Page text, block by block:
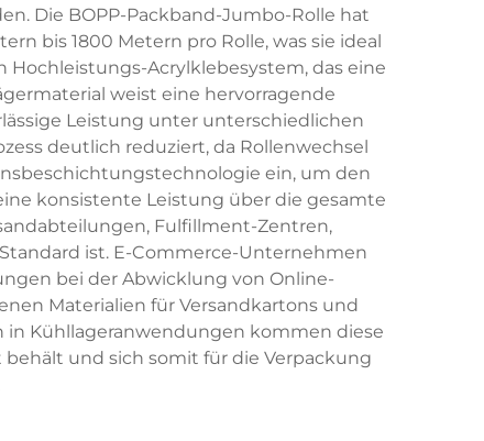
Die BOPP-Packband-Jumbo-Rolle hat
bis 1800 Metern pro Rolle, was sie ideal
Acrylklebesystem, das eine
weist eine hervorragende
Leistung unter unterschiedlichen
deutlich reduziert, da Rollenwechsel
ein, um den
konsistente Leistung über die gesamte
Fulfillment-Zentren,
ist. E-Commerce-Unternehmen
bei der Abwicklung von Online-
Materialien für Versandkartons und
in Kühllageranwendungen kommen diese
behält und sich somit für die Verpackung